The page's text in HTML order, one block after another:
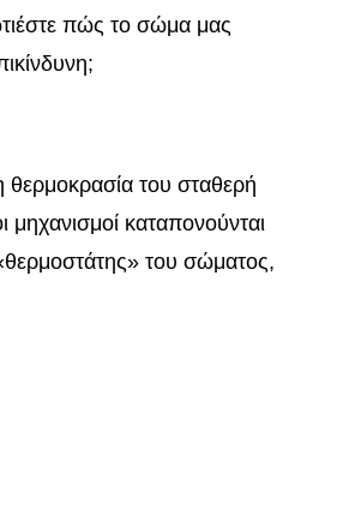
πώς το σώμα μας
θερμοκρασία του σταθερή
μηχανισμοί καταπονούνται
του σώματος,